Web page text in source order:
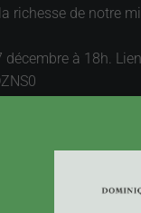
de notre
à 18h.